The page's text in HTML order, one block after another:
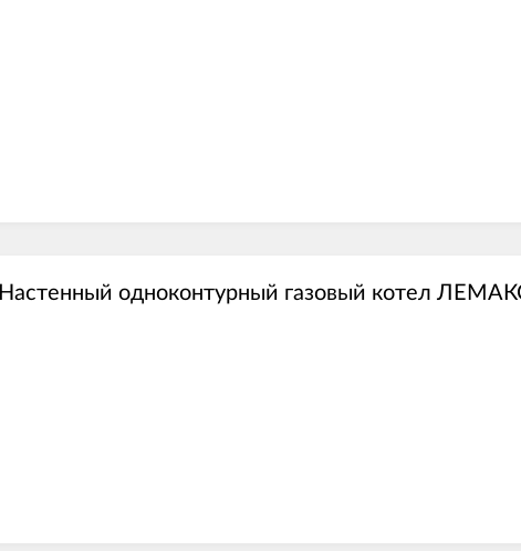
Настенный одноконтурный газовый котел